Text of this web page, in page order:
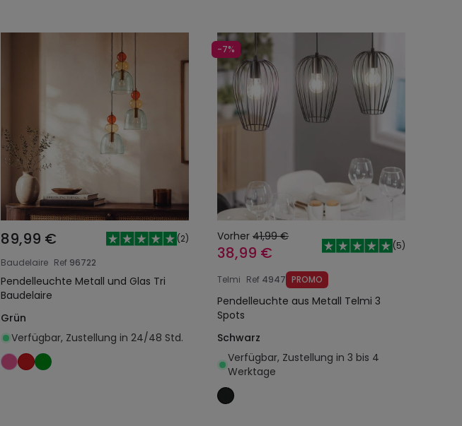
89,99 € (2)
Baudelaire Ref 96722
Pendelleuchte Metall und Glas Tri
Baudelaire
Grün
Verfügbar, Zustellung in 24/48 Std.
-7%
Vorher 41,99 €
38,99 € (5)
Telmi Ref 4947 PROMO
Pendelleuchte aus Metall Telmi 3
Spots
Schwarz
Verfügbar, Zustellung in 3 bis 4
Werktage